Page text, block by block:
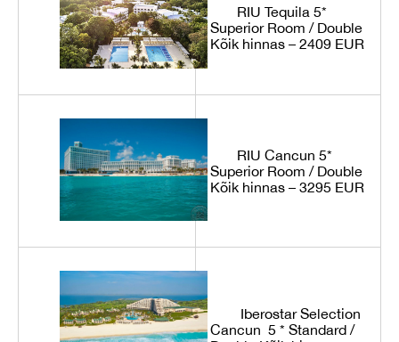
RIU Tequila 5*
Superior Room / Double
Kõik hinnas – 2409 EUR
RIU Cancun 5*
Superior Room / Double
Kõik hinnas – 3295 EUR
Iberostar Selection
Cancun 5 * Standard /